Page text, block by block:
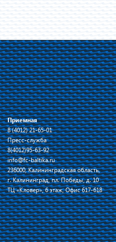
Приемная
8 (4012) 21-65-01
Пресс-служба
8(4012)95-63-92
info@fc-baltika.ru
236000, Калининградская область,
г. Калининград, пл. Победы, д. 10
ТЦ «Кловер», 6 этаж, Офис 617-618